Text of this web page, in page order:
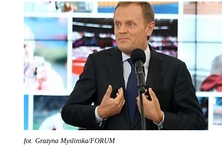
fot. Grazyna Myslinska/FORUM